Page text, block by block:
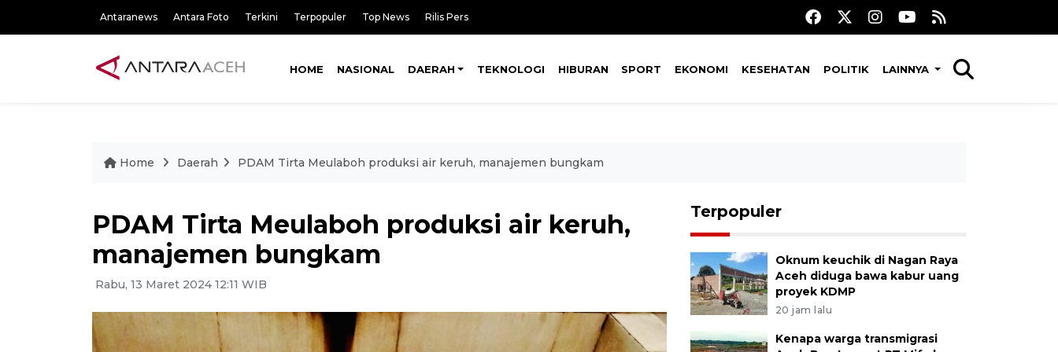
Antaranews Antara Foto Terkini Terpopuler Top News Rilis Pers
HOME NASIONAL DAERAH TEKNOLOGI HIBURAN SPORT EKONOMI KESEHATAN POLITIK LAINNYA
Home Daerah PDAM Tirta Meulaboh produksi air keruh, manajemen bungkam
PDAM Tirta Meulaboh produksi air keruh,
manajemen bungkam
Rabu, 13 Maret 2024 12:11 WIB
Terpopuler
Oknum keuchik di Nagan Raya
Aceh diduga bawa kabur uang
proyek KDMP
20 jam lalu
Kenapa warga transmigrasi